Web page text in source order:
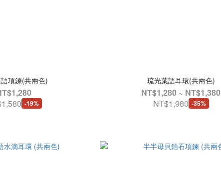
項鍊(共兩色)
-19%
琉光葉語耳環(共兩色)
NT$1,280 ~ NT$1,380
NT$1,980 -35%